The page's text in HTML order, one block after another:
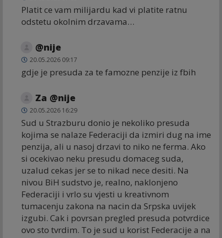
Platit ce vam milijardu kad vi platite ratnu
odstetu okolnim drzavama…
@nije
20.05.2026 09:17
gdje je presuda za te famozne penzije iz fbih
Za @nije
20.05.2026 16:29
Sud u Strazburu donio je nekoliko presuda
kojima se nalaze Federaciji da izmiri dug na ime
penzija, ali u nasoj drzavi to niko ne ferma. Ako
si ocekivao neku presudu domaceg suda,
uzalud cekas jer se to nikad nece desiti. Na
nivou BiH sudstvo je, realno, naklonjeno
Federaciji i vrlo su vjesti u kreativnom
tumacenju zakona na nacin da Srpska uvijek
izgubi. Cak i povrsan pregled presuda potvrdice
ovo sto tvrdim. To je sud u korist Federacije a na